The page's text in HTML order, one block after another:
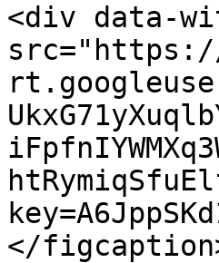
<div data-
</